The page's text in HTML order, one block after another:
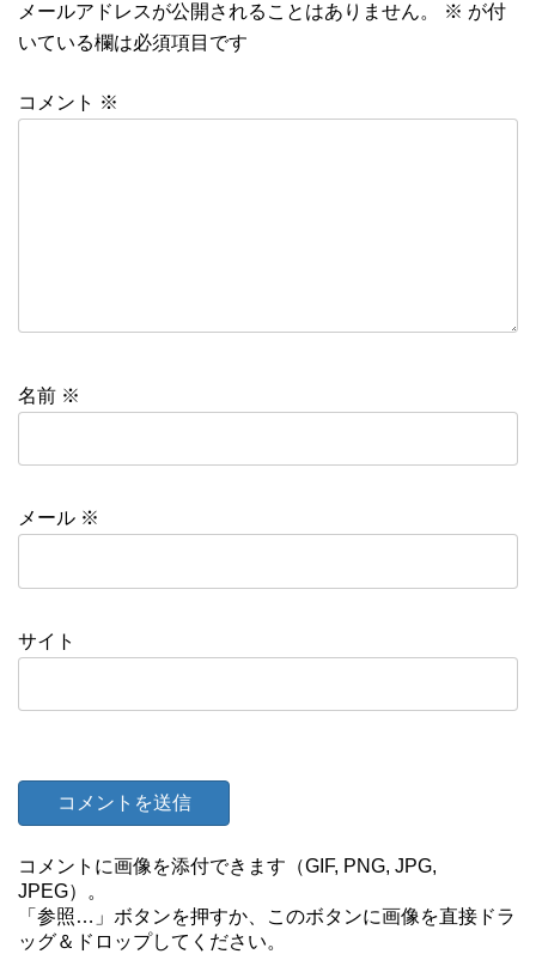
メールアドレスが公開されることはありません。 ※ が付
いている欄は必須項目です
コメント ※
名前 ※
メール ※
サイト
コメントに画像を添付できます（GIF, PNG, JPG,
JPEG）。
「参照…」ボタンを押すか、このボタンに画像を直接ドラ
ッグ＆ドロップしてください。